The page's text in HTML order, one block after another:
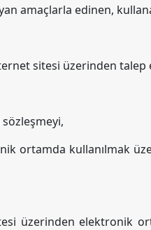
amaçlarla edinen,
sitesi üzerinden
sözleşmeyi,
ortamda kullanılmak
üzerinden